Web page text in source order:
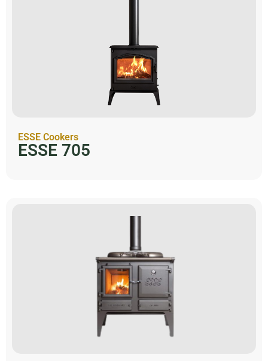
ESSE Cookers
ESSE 705